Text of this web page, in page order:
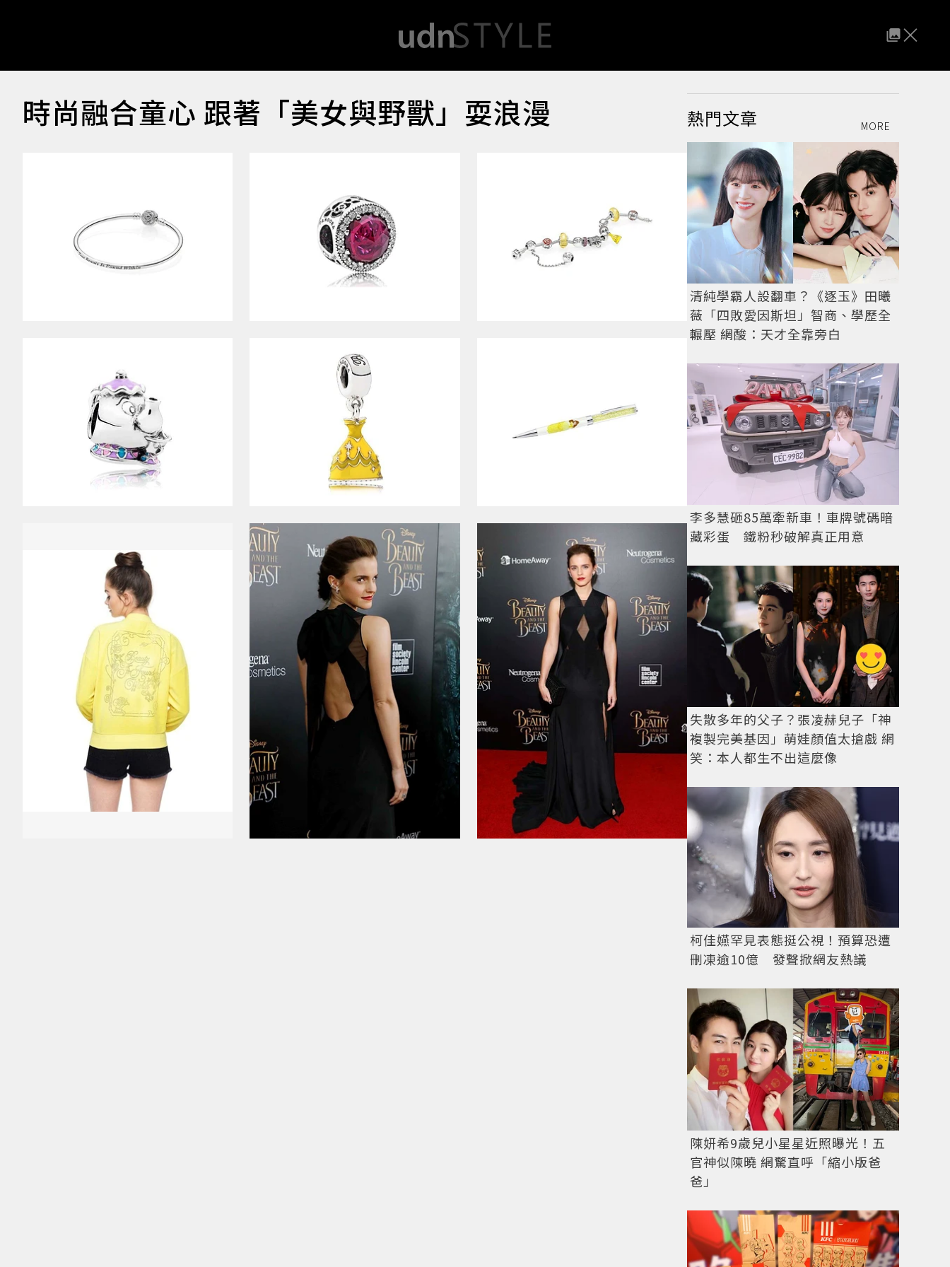
時尚融合童心 跟著「美女與野獸」耍浪漫 熱門文章 MORE
清純學霸人設翻車？《逐玉》田曦
薇「四敗愛因斯坦」智商、學歷全
輾壓 網酸：天才全靠旁白
李多慧砸85萬牽新車！車牌號碼暗
藏彩蛋 鐵粉秒破解真正用意
失散多年的父子？張凌赫兒子「神
複製完美基因」萌娃顏值太搶戲 網
笑：本人都生不出這麼像
柯佳嬿罕見表態挺公視！預算恐遭
刪凍逾10億 發聲掀網友熱議
陳妍希9歲兒小星星近照曝光！五
官神似陳曉 網驚直呼「縮小版爸
爸」